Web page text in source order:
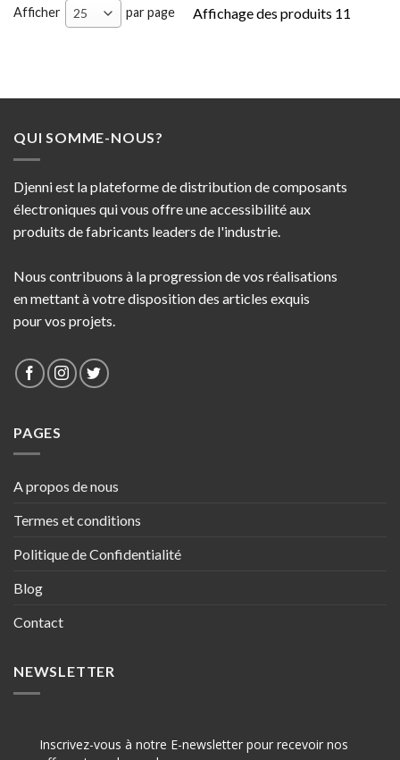
Afficher 25 par page Affichage des produits 11
QUI SOMME-NOUS?
Djenni est la plateforme de distribution de composants
électroniques qui vous offre une accessibilité aux
produits de fabricants leaders de l'industrie.
Nous contribuons à la progression de vos réalisations
en mettant à votre disposition des articles exquis
pour vos projets.
PAGES
A propos de nous
Termes et conditions
Politique de Confidentialité
Blog
Contact
NEWSLETTER
Inscrivez-vous à notre E-newsletter pour recevoir nos